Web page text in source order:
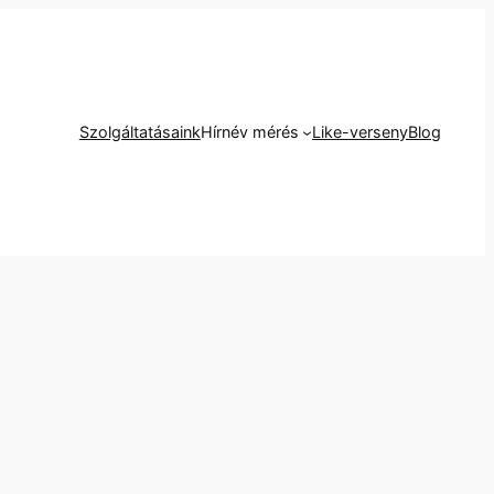
SzolgáltatásainkHírnév mérés Like-versenyBlog